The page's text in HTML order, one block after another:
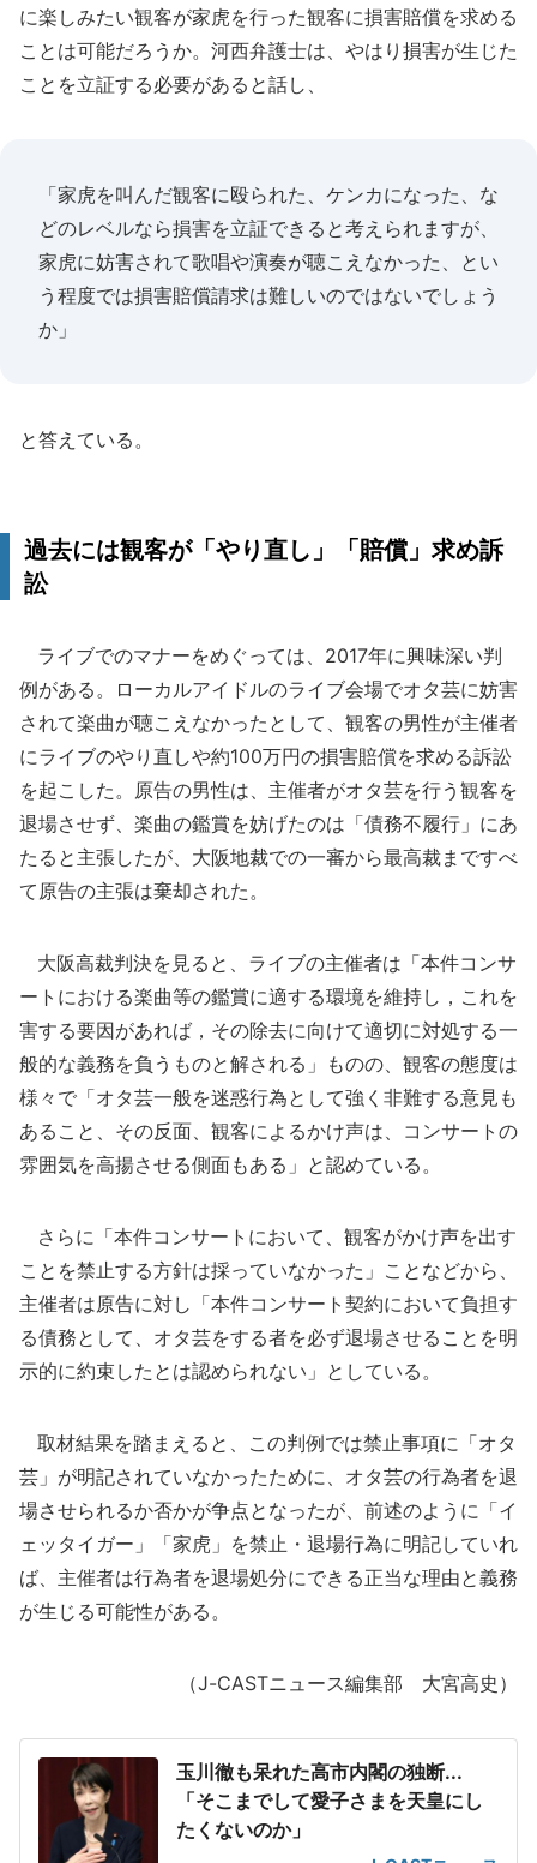
に楽しみたい観客が家虎を行った観客に損害賠償を求める
ことは可能だろうか。河西弁護士は、やはり損害が生じた
ことを立証する必要があると話し、
「家虎を叫んだ観客に殴られた、ケンカになった、な
どのレベルなら損害を立証できると考えられますが、
家虎に妨害されて歌唱や演奏が聴こえなかった、とい
う程度では損害賠償請求は難しいのではないでしょう
か」
と答えている。
過去には観客が「やり直し」「賠償」求め訴
訟
ライブでのマナーをめぐっては、2017年に興味深い判
例がある。ローカルアイドルのライブ会場でオタ芸に妨害
されて楽曲が聴こえなかったとして、観客の男性が主催者
にライブのやり直しや約100万円の損害賠償を求める訴訟
を起こした。原告の男性は、主催者がオタ芸を行う観客を
退場させず、楽曲の鑑賞を妨げたのは「債務不履行」にあ
たると主張したが、大阪地裁での一審から最高裁まですべ
て原告の主張は棄却された。
大阪高裁判決を見ると、ライブの主催者は「本件コンサ
ートにおける楽曲等の鑑賞に適する環境を維持し，これを
害する要因があれば，その除去に向けて適切に対処する一
般的な義務を負うものと解される」ものの、観客の態度は
様々で「オタ芸一般を迷惑行為として強く非難する意見も
あること、その反面、観客によるかけ声は、コンサートの
雰囲気を高揚させる側面もある」と認めている。
さらに「本件コンサートにおいて、観客がかけ声を出す
ことを禁止する方針は採っていなかった」ことなどから、
主催者は原告に対し「本件コンサート契約において負担す
る債務として、オタ芸をする者を必ず退場させることを明
示的に約束したとは認められない」としている。
取材結果を踏まえると、この判例では禁止事項に「オタ
芸」が明記されていなかったために、オタ芸の行為者を退
場させられるか否かが争点となったが、前述のように「イ
ェッタイガー」「家虎」を禁止・退場行為に明記していれ
ば、主催者は行為者を退場処分にできる正当な理由と義務
が生じる可能性がある。
（J-CASTニュース編集部 大宮高史）
玉川徹も呆れた高市内閣の独断...
「そこまでして愛子さまを天皇にし
たくないのか」